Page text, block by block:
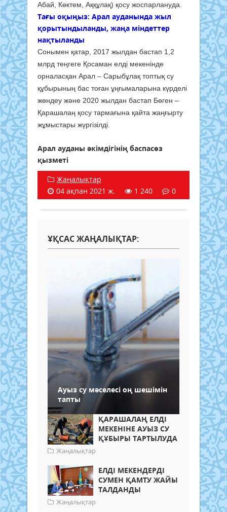
Абай, Көктем, Аққұлақ) қосу жоспарлануда.
Тағы оқыңыз: Арал ауданында жыл
қорытындыланды, жаңа міндеттер
нақтыланды
Сонымен қатар, 2017 жылдан бастап 1,2
млрд теңгеге Қосаман елді мекенінде
орналасқан Арал – Сарыбұлақ топтық су
құбырының бас тоған ұңғымаларына күрделі
жөндеу және 2020 жылдан бастап Бөген –
Қарашалаң қосу тармағына қайта жаңғырту
жұмыстары жүргізілді.
Арал ауданы әкімдігінің баспасөз
қызметі
Жаңалықтар
04 ақпан 2021 ж.
1 240 0
ҰҚСАС ЖАҢАЛЫҚТАР:
Ауыз су мәселесі оң шешімін
тапты
ҚАРАШАЛАҢ ЕЛДІ
МЕКЕНІНЕ АУЫЗ СУ
ҚҰБЫРЫ ТАРТЫЛУДА
Жаңалықтар
ЕЛДІ МЕКЕНДЕРДІ
СУМЕН ҚАМТУ ЖАЙЫ
ТАЛДАНДЫ
Жаңалықтар